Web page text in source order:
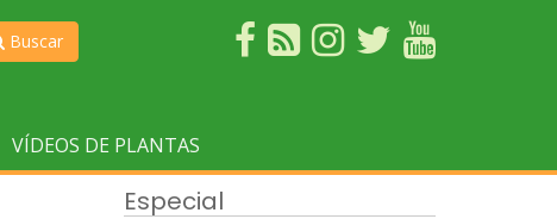
Buscar
VÍDEOS DE PLANTAS
Especial